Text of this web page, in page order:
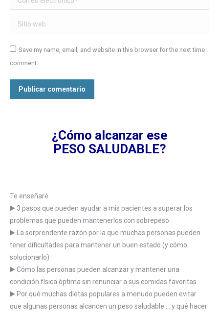
Sitio web
Save my name, email, and website in this browser for the next time I
comment.
Publicar comentario
¿Cómo alcanzar ese
PESO SALUDABLE?
Te enseñaré:
▶️ 3 pasos que pueden ayudar a mis pacientes a superar los
problemas que pueden mantenerlos con sobrepeso
▶️ La sorprendente razón por la que muchas personas pueden
tener dificultades para mantener un buen estado (y cómo
solucionarlo)
▶️ Cómo las personas pueden alcanzar y mantener una
condición física óptima sin renunciar a sus comidas favoritas
▶️ Por qué muchas dietas populares a menudo pueden evitar
que algunas personas alcancen un peso saludable … y qué hacer